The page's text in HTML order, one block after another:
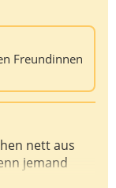
Freundinnen
nett aus
jemand